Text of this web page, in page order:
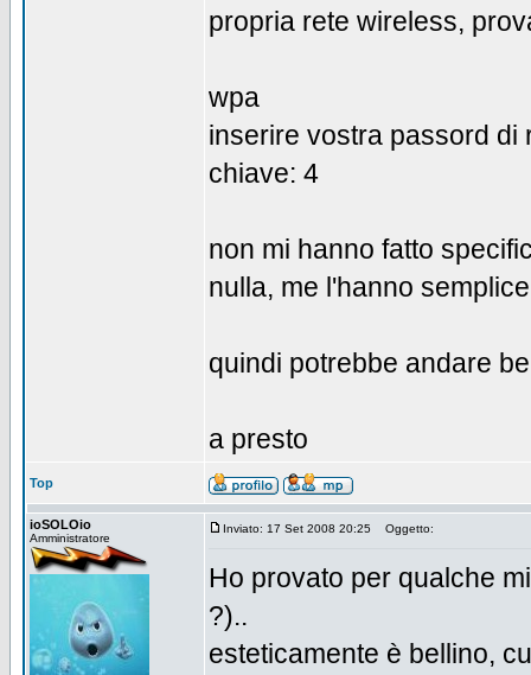
propria rete wireless,
wpa
inserire vostra passord di
chiave: 4
non mi hanno fatto
nulla, me l'hanno
quindi potrebbe andare
a presto
Top
ioSOLOio
Amministratore
Inviato: 17 Set 2008 20:25 Oggetto:
Ho provato per qualche
?)..
esteticamente è bellino,